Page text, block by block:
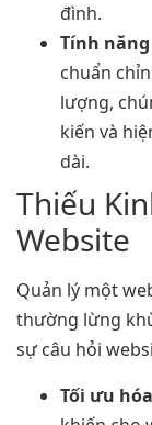
đình.
Tính
chuẩn
lượng,
kiến và
dài.
Thiếu
Website
Quản lý một
thường lừng
sự câu hỏi
Tối ưu hóa